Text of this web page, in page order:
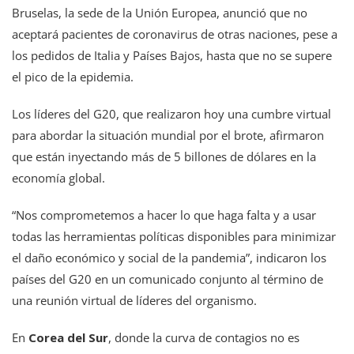
Bruselas, la sede de la Unión Europea, anunció que no
aceptará pacientes de coronavirus de otras naciones, pese a
los pedidos de Italia y Países Bajos, hasta que no se supere
el pico de la epidemia.
Los líderes del G20, que realizaron hoy una cumbre virtual
para abordar la situación mundial por el brote, afirmaron
que están inyectando más de 5 billones de dólares en la
economía global.
“Nos comprometemos a hacer lo que haga falta y a usar
todas las herramientas políticas disponibles para minimizar
el daño económico y social de la pandemia”, indicaron los
países del G20 en un comunicado conjunto al término de
una reunión virtual de líderes del organismo.
En Corea del Sur, donde la curva de contagios no es